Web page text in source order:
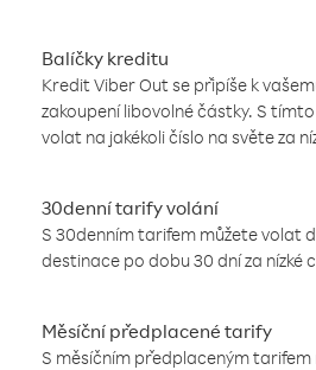
Balíčky kreditu
Kredit Viber Out se připíše k
zakoupení libovolné částky. S
volat na jakékoli číslo na světe za
30denní tarify volání
S 30denním tarifem můžete volat
destinace po dobu 30 dní za nízké
Měsíční předplacené tarify
S měsíčním předplaceným